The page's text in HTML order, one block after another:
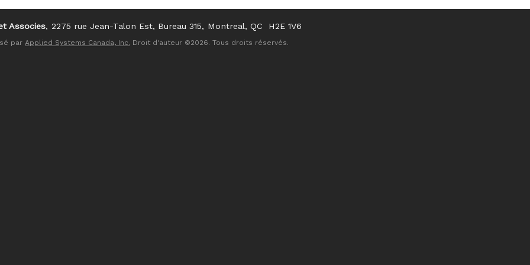
Associes 2275 rue Jean-Talon Est, Bureau 315 Montreal, QC H2E 1V6
par Applied Systems Canada, Inc. Droit d'auteur ©2026. Tous droits réservés.